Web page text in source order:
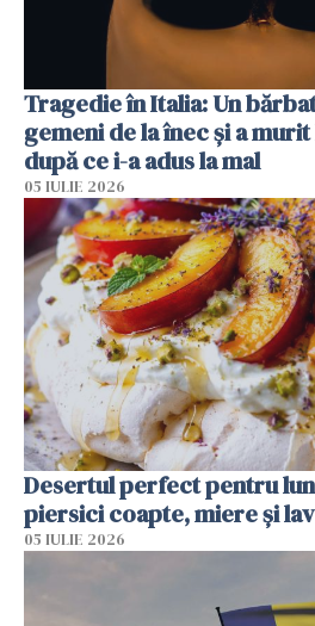
Tragedie în Italia: Un
gemeni de la înec și a
după ce i-a adus la mal
05 IULIE 2026
Desertul perfect pentru
piersici coapte, miere și
05 IULIE 2026